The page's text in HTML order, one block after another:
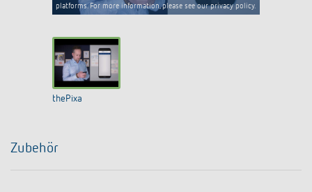
platforms. For more information, please see our privacy policy.
thePixa
Zubehör